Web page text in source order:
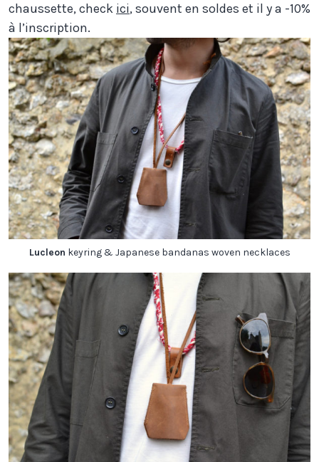
chaussette, check ici, souvent en soldes et il y a -10%
à l’inscription.
Lucleon keyring & Japanese bandanas woven necklaces